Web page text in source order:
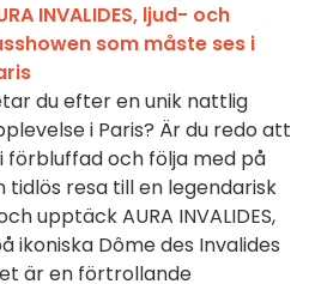
INVALIDES, ljud- och
som måste ses i
du efter en unik nattlig
i Paris? Är du redo att
förbluffad och följa med på
tidlös resa till en legendarisk
upptäck AURA INVALIDES,
ikoniska Dôme des Invalides
är en förtrollande